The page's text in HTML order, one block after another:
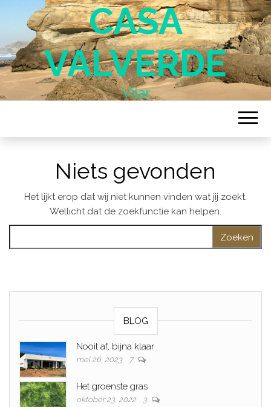
CASA
VALVERDE
Vilar
Niets gevonden
Het lijkt erop dat wij niet kunnen vinden wat jij zoekt.
Wellicht dat de zoekfunctie kan helpen.
BLOG
Nooit af, bijna klaar
mei 26, 2023 7
Het groenste gras
oktober 23, 2022 3